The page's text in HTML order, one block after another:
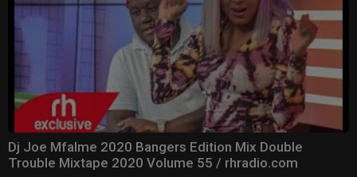
Dj Joe Mfalme 2020 Bangers Edition Mix Double
Trouble Mixtape 2020 Volume 55 / rhradio.com